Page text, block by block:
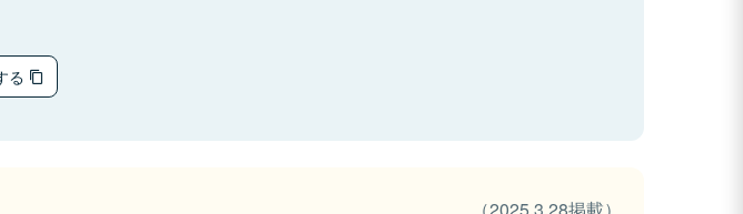
る
（2025.3.28掲載）